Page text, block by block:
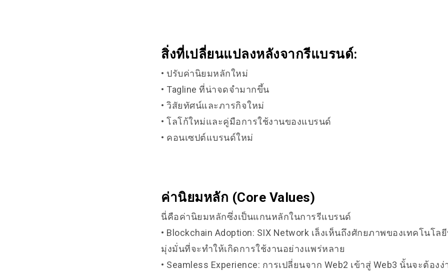
สิ่งที่เปลี่ยนแปลงหลังจากรีแบรนด์:
• ปรับค่านิยมหลักใหม่
• Tagline ที่น่าจดจำมากขึ้น
• วิสัยทัศน์และภารกิจใหม่
• โลโก้ใหม่และคู่มือการใช้งานของแบรนด์
• คอนเซปต์แบรนด์ใหม่
ค่านิยมหลัก (Core Values)
นี่คือค่านิยมหลักซึ่งเป็นแกนหลักในการรีแบรนด์
• Blockchain Adoption: SIX Network เล็งเห็นถึงศักยภาพของเทคโนโล
มุ่งมั่นที่จะทำให้เกิดการใช้งานอย่างแพร่หลาย
• Seamless Experience: การเปลี่ยนจาก Web2 เข้าสู่ Web3 นั้นจะต้อง